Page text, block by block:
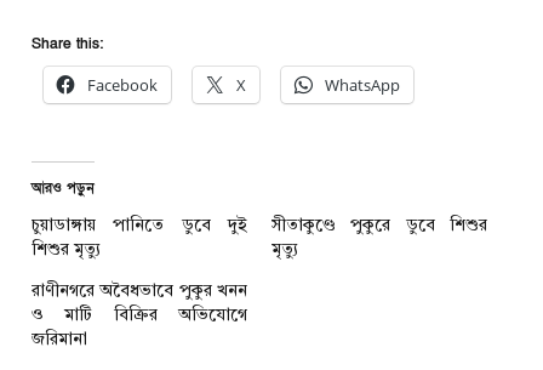
Share this:
Facebook X WhatsApp
আরও পড়ুন
চুয়াডাঙ্গায় পানিতে ডুবে দুই
শিশুর মৃত্যু
সীতাকুণ্ডে পুকুরে ডুবে শিশুর
মৃত্যু
রাণীনগরে অবৈধভাবে পুকুর খনন
ও মাটি বিক্রির অভিযোগে
জরিমানা